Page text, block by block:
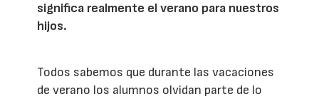
significa realmente el verano para nuestros
hijos.
Todos sabemos que durante las vacaciones
de verano los alumnos olvidan parte de lo